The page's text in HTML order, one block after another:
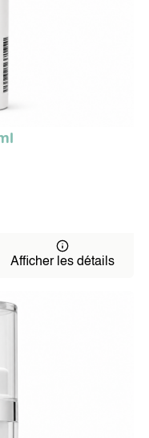
Afficher les détails